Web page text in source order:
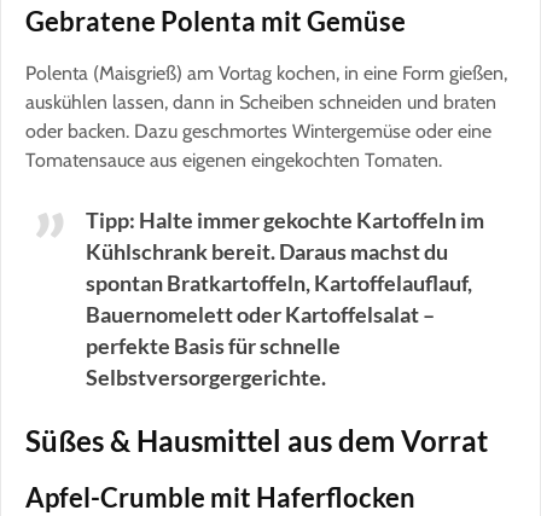
Gebratene Polenta mit Gemüse
Polenta (Maisgrieß) am Vortag kochen, in eine Form gießen,
auskühlen lassen, dann in Scheiben schneiden und braten
oder backen. Dazu geschmortes Wintergemüse oder eine
Tomatensauce aus eigenen eingekochten Tomaten.
Tipp: Halte immer gekochte Kartoffeln im
Kühlschrank bereit. Daraus machst du
spontan Bratkartoffeln, Kartoffelauflauf,
Bauernomelett oder Kartoffelsalat –
perfekte Basis für schnelle
Selbstversorgergerichte.
Süßes & Hausmittel aus dem Vorrat
Apfel-Crumble mit Haferflocken